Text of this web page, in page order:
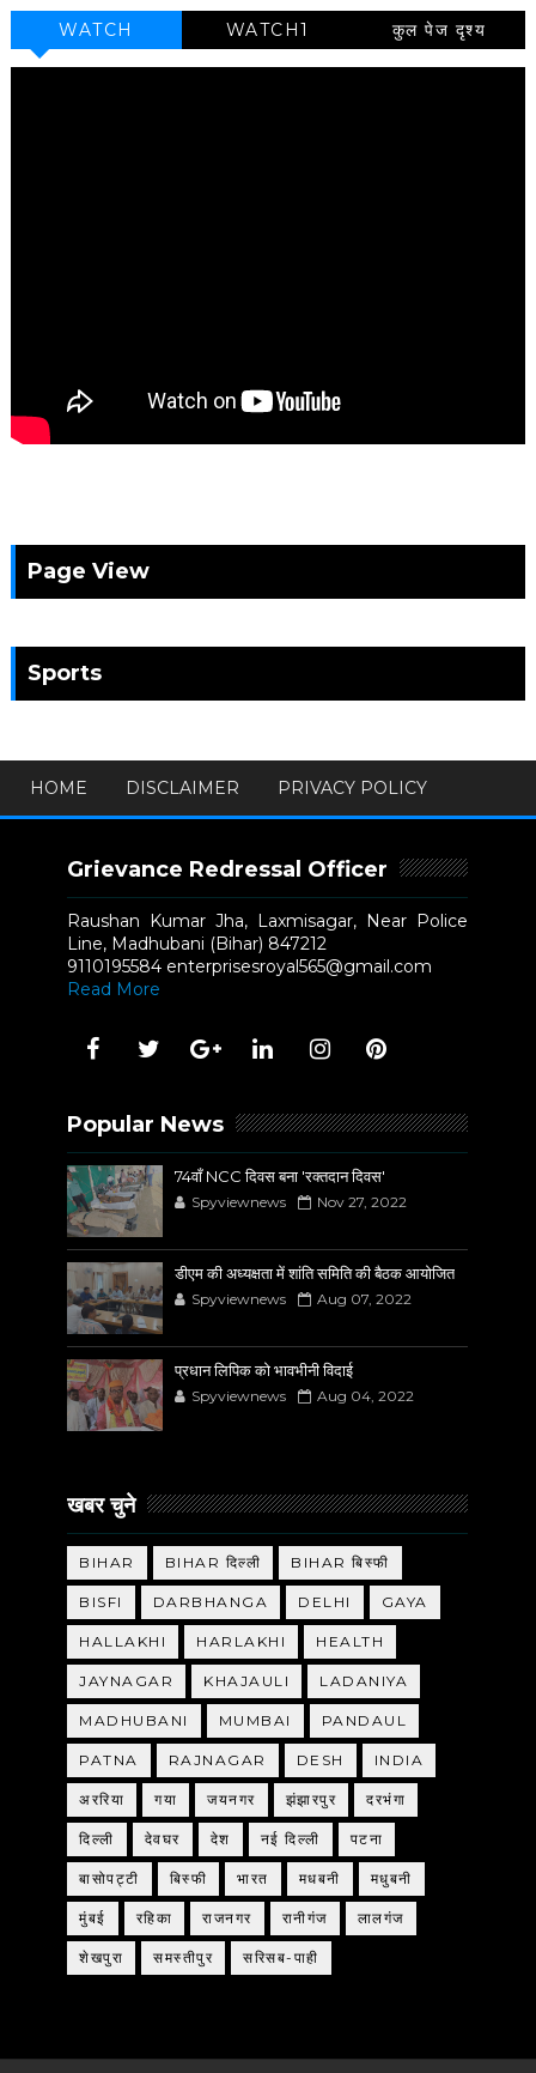
WATCH WATCH1 कुल पेज दृश्य
Page View
Sports
HOME DISCLAIMER PRIVACY POLICY
Grievance Redressal Officer
Raushan Kumar Jha, Laxmisagar, Near Police
Line, Madhubani (Bihar) 847212
9110195584 enterprisesroyal565@gmail.com
Read More
Popular News
74वाँ NCC दिवस बना 'रक्तदान दिवस'
Spyviewnews Nov 27, 2022
डीएम की अध्यक्षता में शांति समिति की बैठक आयोजित
Spyviewnews Aug 07, 2022
प्रधान लिपिक को भावभीनी विदाई
Spyviewnews Aug 04, 2022
खबर चुने
BIHAR BIHAR दिल्ली BIHAR बिस्फी
BISFI DARBHANGA DELHI GAYA
HALLAKHI HARLAKHI HEALTH
JAYNAGAR KHAJAULI LADANIYA
MADHUBANI MUMBAI PANDAUL
PATNA RAJNAGAR DESH INDIA
अररिया गया जयनगर झंझारपुर दरभंगा
दिल्ली देवघर देश नई दिल्ली पटना
बासोपट्टी बिस्फी भारत मधबनी मधुबनी
मुंबई रहिका राजनगर रानीगंज लालगंज
शेखपुरा समस्तीपुर सरिसब-पाही